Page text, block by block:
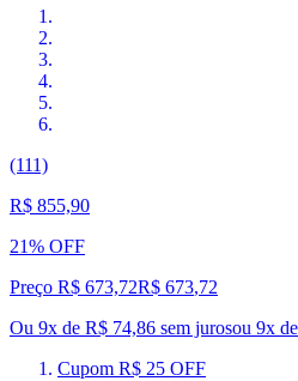
(111)
R$ 855,90
21% OFF
Preço R$ 673,72R$ 673,72
Ou 9x de R$ 74,86 sem jurosou 9x de
Cupom R$ 25 OFF